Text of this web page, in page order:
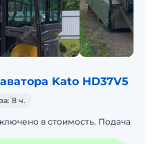
Kato HD37V5
8 ч.
в стоимость. Подача